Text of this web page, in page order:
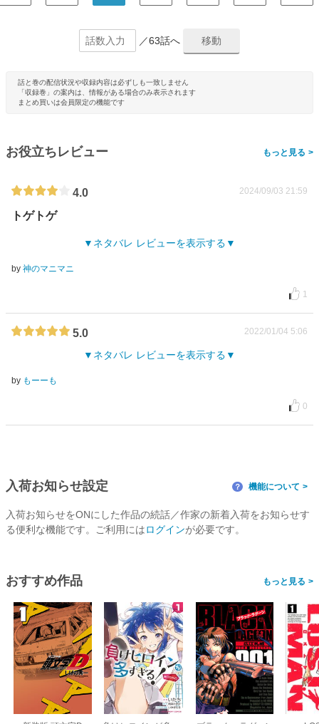
／63話へ
話と巻の配信状況や収録内容は必ずしも一致しません
「収録巻」の案内は、情報がある場合のみ表示されます
まとめ買いは会員限定の機能です
お役立ちレビュー >
4.0 2024/09/03 21:59
トゲトゲ
ネタバレ レビューを表示する
by 神のマニマニ
1
5.0 2022/01/04 5:06
ネタバレ レビューを表示する
by もーーも
0
入荷お知らせ設定 ？ 機能について
入荷お知らせをONにした作品の続話／作家の新着入荷をお知らせす
る便利な機能です。ご利用にはログインが必要です。
おすすめ作品 >